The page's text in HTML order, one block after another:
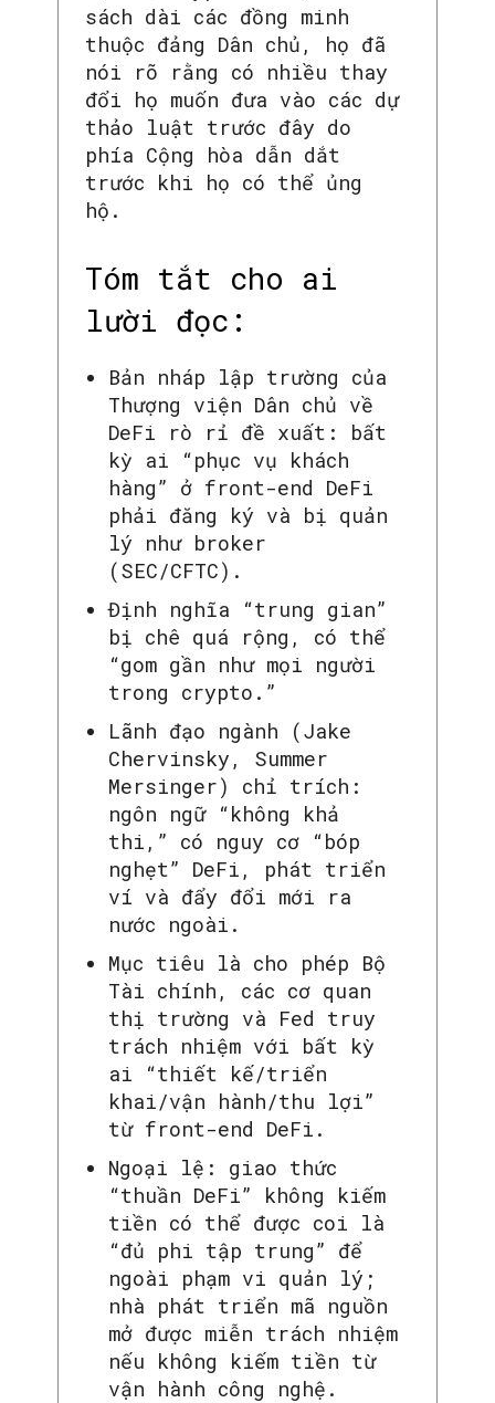
SEARCH...
sách dài các đồng minh
thuộc đảng Dân chủ, họ đã
nói rõ rằng có nhiều thay
đổi họ muốn đưa vào các dự
thảo luật trước đây do
phía Cộng hòa dẫn dắt
trước khi họ có thể ủng
hộ.
Tóm tắt cho ai
lười đọc:
Bản nháp lập trường của
Thượng viện Dân chủ về
DeFi rò rỉ đề xuất: bất
kỳ ai “phục vụ khách
hàng” ở front-end DeFi
phải đăng ký và bị quản
lý như broker
(SEC/CFTC).
Định nghĩa “trung gian”
bị chê quá rộng, có thể
“gom gần như mọi người
trong crypto.”
Lãnh đạo ngành (Jake
Chervinsky, Summer
Mersinger) chỉ trích:
ngôn ngữ “không khả
thi,” có nguy cơ “bóp
nghẹt” DeFi, phát triển
ví và đẩy đổi mới ra
nước ngoài.
Mục tiêu là cho phép Bộ
Tài chính, các cơ quan
thị trường và Fed truy
trách nhiệm với bất kỳ
ai “thiết kế/triển
khai/vận hành/thu lợi”
từ front-end DeFi.
Ngoại lệ: giao thức
“thuần DeFi” không kiếm
tiền có thể được coi là
“đủ phi tập trung” để
ngoài phạm vi quản lý;
nhà phát triển mã nguồn
mở được miễn trách nhiệm
nếu không kiếm tiền từ
vận hành công nghệ.